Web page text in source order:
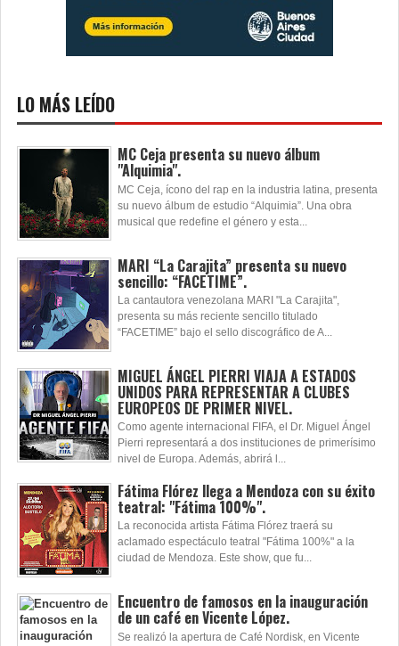
LO MÁS LEÍDO
MC Ceja presenta su nuevo álbum
"Alquimia".
MC Ceja, ícono del rap en la industria latina, presenta
su nuevo álbum de estudio “Alquimia”. Una obra
musical que redefine el género y esta...
MARI “La Carajita” presenta su nuevo
sencillo: “FACETIME”.
La cantautora venezolana MARI "La Carajita",
presenta su más reciente sencillo titulado
“FACETIME” bajo el sello discográfico de A...
MIGUEL ÁNGEL PIERRI VIAJA A ESTADOS
UNIDOS PARA REPRESENTAR A CLUBES
EUROPEOS DE PRIMER NIVEL.
Como agente internacional FIFA, el Dr. Miguel Ángel
Pierri representará a dos instituciones de primerísimo
nivel de Europa. Además, abrirá l...
Fátima Flórez llega a Mendoza con su éxito
teatral: "Fátima 100%".
La reconocida artista Fátima Flórez traerá su
aclamado espectáculo teatral "Fátima 100%" a la
ciudad de Mendoza. Este show, que fu...
Encuentro de famosos en la inauguración
de un café en Vicente López.
Se realizó la apertura de Café Nordisk, en Vicente